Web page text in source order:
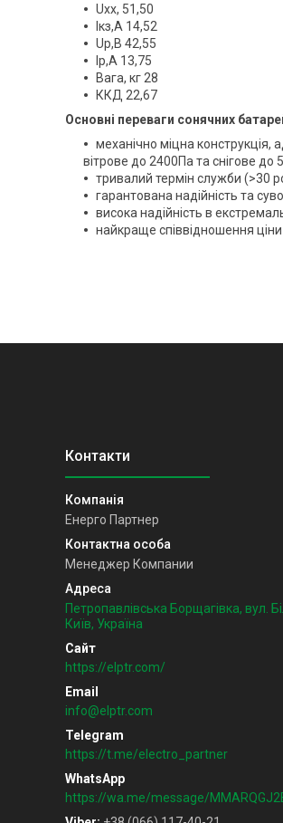
Uxx, 51,50
Iкз,А 14,52
Uр,В 42,55
Ip,А 13,75
Вага, кг 28
ККД 22,67
Основні переваги сонячних
механічно міцна
вітрове до 2400Па та снігове до
тривалий термін служби (>30
гарантована надійність та
висока надійність в
найкраще співвідношення ціни
Енерго Партнер
Менеджер Компании
Петропавлівська Борщагівка, вул.
Київ, Україна
https://elptr.com/
info@elptr.com
https://t.me/electro_partner
https://wa.me/message/